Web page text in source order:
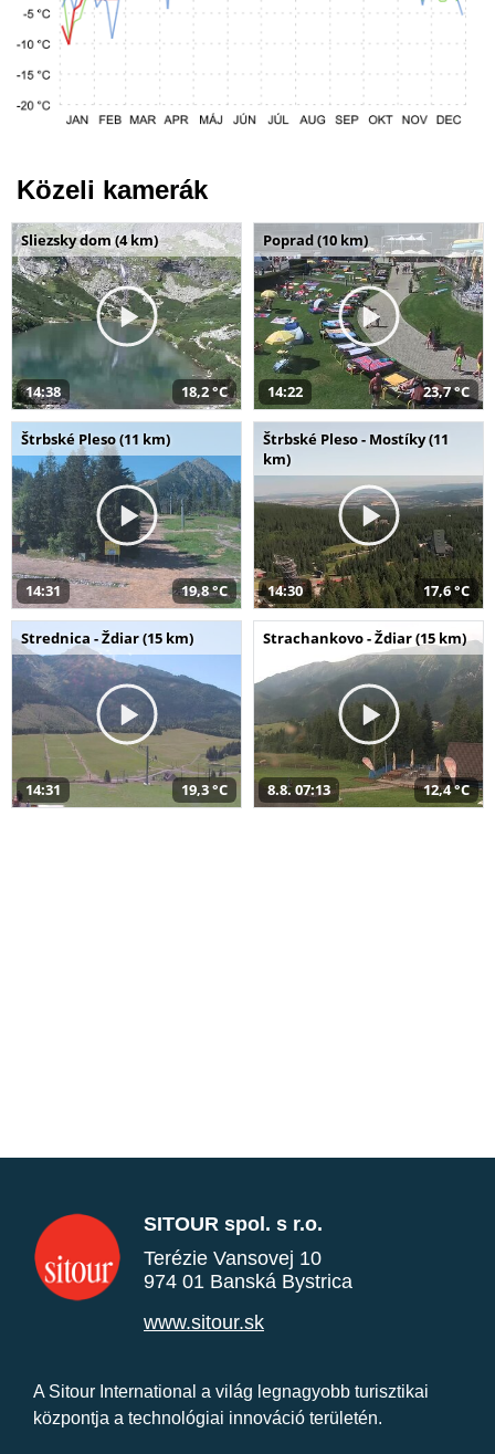
Közeli kamerák
Sliezsky dom (4 km)
14:38 18,2 °C
Poprad (10 km)
14:22 23,7 °C
Štrbské Pleso (11 km)
14:31 19,8 °C
Štrbské Pleso - Mostíky (11
km)
14:30 17,6 °C
Strednica - Ždiar (15 km)
14:31 19,3 °C
Strachankovo - Ždiar (15 km)
8.8. 07:13 12,4 °C
SITOUR spol. s r.o.
Terézie Vansovej 10
974 01 Banská Bystrica
www.sitour.sk
A Sitour International a világ legnagyobb turisztikai
központja a technológiai innováció területén.